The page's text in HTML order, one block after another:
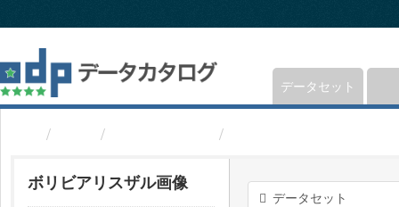
キ
プ
し
て
データセット
ボリビアリスザル画像
データセット